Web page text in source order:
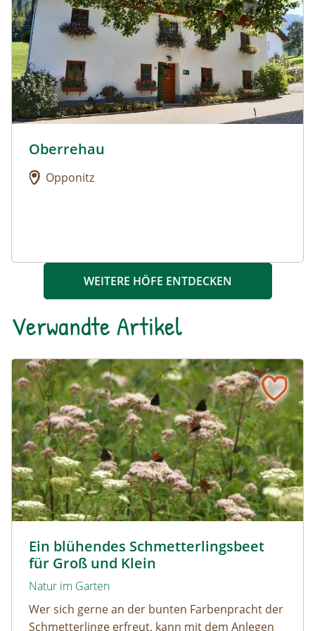
Urlaub am Bauernhof: Oberrehau
Oberrehau
Opponitz
WEITERE HÖFE ENTDECKEN
Verwandte Artikel
Ein blühendes Schmetterlingsbeet
für Groß und Klein
Natur im Garten
Wer sich gerne an der bunten Farbenpracht der
Schmetterlinge erfreut, kann mit dem Anlegen
Ein blühendes Schmetterlingsbeet für Groß und Klein